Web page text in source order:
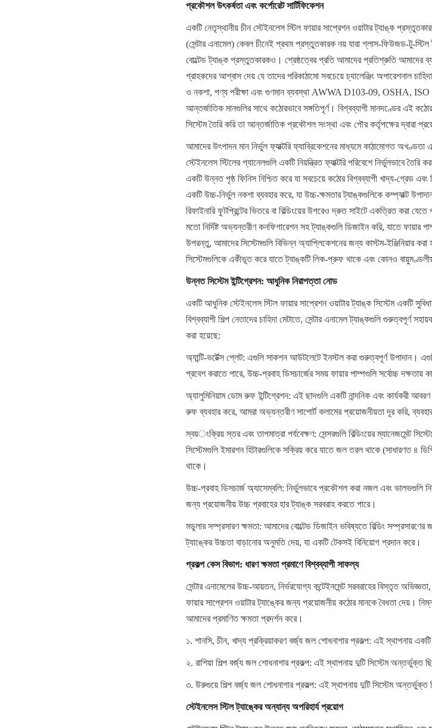
প্রকৌশল উৎকর্ষতা এবং কর্পোরেট সার্টিফিকেশন
একটি নেতৃস্থানীয় চীন স্টেইনলেস স্টিল ফায়ার সাপ্রেশন ওয়াটার ট্যাঙ্ক
(সেন্টার এনামেল) কেবল চীনেই প্রথম প্রস্তুতকারক নয় যারা গ্লাস-ফিউজড-টু-স্টিল
বোল্টেড ট্যাঙ্ক প্রস্তুতকারকও। শ্রেষ্ঠত্বের প্রতি আমাদের প্রতিশ্রুতি আমাদের
গ্রাহকদের আশ্বাস দেয় যে তাদের পরিকাঠামো সবচেয়ে চ্যালেঞ্জিং অপারেশনাল
ও নকশা, পণ্য পরীক্ষা এবং গুণমান ব্যবস্থা AWWA D103-09, OSHA,
আন্তর্জাতিক মানগুলির সাথে কঠোরভাবে সঙ্গতিপূর্ণ। বিশ্বব্যাপী মানদণ্ডের এই
সিস্টেম তৈরি করি তা আন্তর্জাতিক প্রকৌশল সংস্থা এবং পৌর কর্তৃপক্ষের দ্বারা
আমাদের উৎপাদন মান নির্ভুল ফ্যাক্টরি ফ্যাব্রিকেশনের মাধ্যমে কাঠামোগত অখণ্ডতা
স্টেইনলেস স্টিলের প্যানেলগুলি একটি নিয়ন্ত্রিত ফ্যাক্টরি পরিবেশে নির্ভুলভাবে
একটি উন্নত পৃষ্ঠ ফিনিস নিশ্চিত করে যা সবচেয়ে কঠোর বিশ্বব্যাপী খাদ্য-গ্রেড
একটি উচ্চ-নির্ভুল নকশা ব্যবহার করে, যা উচ্চ-ক্ষমতার ট্যাঙ্কগুলিকে কম্প্যাক্ট
রিফাইনারি ফুটপ্রিন্টের ভিতরে বা বিল্ডিংয়ের উপরেও দ্রুত সাইটে একত্রিত করা
মতো নির্দিষ্ট অভ্যন্তরীণ কনফিগারেশন সহ ট্যাঙ্কগুলি ডিজাইন করি, যাতে ফায়ার
উপরন্তু, আমাদের সিস্টেমগুলি বিভিন্ন অ্যাপ্লিকেশনের জন্য কাস্টম-ইঞ্জিনিয়ার
সিস্টেমগুলিকে একীভূত করে যাতে ট্যাঙ্কটি লিক-প্রুফ থাকে এবং কোনও
উন্নত সিস্টেম ইন্টিগ্রেশন: আধুনিক নিরাপত্তা নোড
একটি আধুনিক স্টেইনলেস স্টিল ফায়ার সাপ্রেশন ওয়াটার ট্যাঙ্ক সিস্টেম একটি
বিশ্বব্যাপী শিল্প নেতাদের চাহিদা মেটাতে, সেন্টার এনামেল ট্যাঙ্কগুলি গুরুত্বপূর্ণ
করা হয়েছে:
অ্যান্টি-ভর্টেক্স প্লেট: এগুলি সাকশন আউটলেটে ইনস্টল করা গুরুত্বপূর্ণ উপাদান।
প্রবেশ করাতে পারে, উচ্চ-প্রবাহ ডিসচার্জের সময় ফায়ার পাম্পগুলি সর্বোচ্চ দক্ষতায়
অ্যালুমিনিয়াম ডোম রুফ ইন্টিগ্রেশন: এই ছাদগুলি একটি নান্দনিক এবং কার্যকরী
রুফ ব্যবহার করে, আমরা অভ্যন্তরীণ সাপোর্ট কলামের প্রয়োজনীয়তা দূর করি,
স্বয়ংক্রিয় স্তর এবং তাপমাত্রা পর্যবেক্ষণ: সেন্সরগুলি বিল্ডিংয়ের ম্যানেজমেন্ট
সিস্টেমগুলি ইমারশন হিটারগুলিকে সক্রিয় করে যাতে জল তরল থাকে (সাধারণত ৪
থাকে।
উচ্চ-প্রবাহ ডিসচার্জ অ্যাসেম্বলি: নির্ভুলভাবে প্রকৌশল করা নজল এবং ভালভগুলি
জন্য প্রয়োজনীয় উচ্চ প্রবাহের হার ট্যাঙ্ক সরবরাহ করতে পারে।
মডুলার সম্প্রসারণ ক্ষমতা: আমাদের বোল্টেড ডিজাইন ভবিষ্যতে বিল্ডিং
ট্যাঙ্কের উচ্চতা বাড়ানোর অনুমতি দেয়, যা একটি টেকসই বিনিয়োগ প্রদান করে।
প্রকল্প কেস বিভাগ: ধারণ ক্ষমতা প্রমাণে বিশ্বব্যাপী সাফল্য
সেন্টার এনামেলের উচ্চ-আয়তন, নির্ভরযোগ্য কন্টেইনমেন্ট সরবরাহের বিস্তৃত
ফায়ার সাপ্রেশন ওয়াটার ট্যাঙ্কের জন্য প্রয়োজনীয় কঠোর মানকে বৈধতা দেয়।
আমাদের প্রমাণিত ক্ষমতা প্রদর্শন করে।
১. শানসি, চীন, খাদ্য প্রক্রিয়াকরণ বর্জ্য জল শোধনাগার প্রকল্প: এই স্থাপনায়
২. রাশিয়া শিল্প বর্জ্য জল শোধনাগার প্রকল্প: এই স্থাপনায় দুটি সিস্টেম অন্তর্ভুক্ত
৩. উরুগুয়ে শিল্প বর্জ্য জল শোধনাগার প্রকল্প: এই স্থাপনায় দুটি সিস্টেম অন্তর্ভুক্ত
স্টেইনলেস স্টিল ট্যাঙ্কের অন্যান্য অপরিহার্য প্রয়োগ